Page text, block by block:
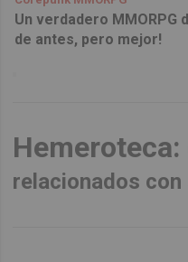
Un verdadero MMORPG
de antes, pero mejor!
Hemeroteca:
relacionados con